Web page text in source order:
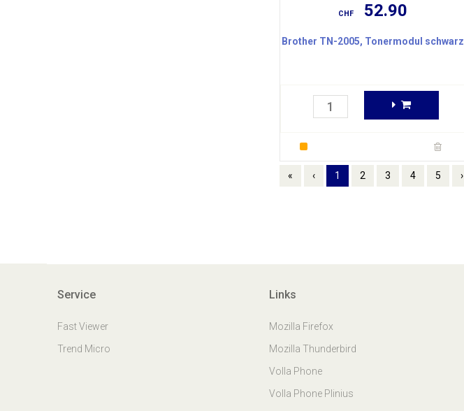
CHF 52.90
Brother TN-2005, Tonermodul schwarz
« ‹ 1 2 3 4 5 ›
Service
Fast Viewer
Trend Micro
Links
Mozilla Firefox
Mozilla Thunderbird
Volla Phone
Volla Phone Plinius